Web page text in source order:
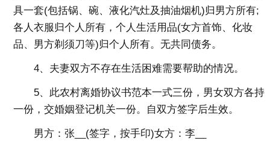
具一套(包括锅、碗、液化汽灶及抽油烟机)归男方所有;
各人衣服归个人所有，个人生活用品(女方首饰、化妆
品、男方剃须刀等)归个人所有。无共同债务。
4、夫妻双方不存在生活困难需要帮助的情况。
5、此农村离婚协议书范本一式三份，男女双方各持
一份，交婚姻登记机关一份。自双方签字后生效。
男方：张__(签字，按手印)女方：李__